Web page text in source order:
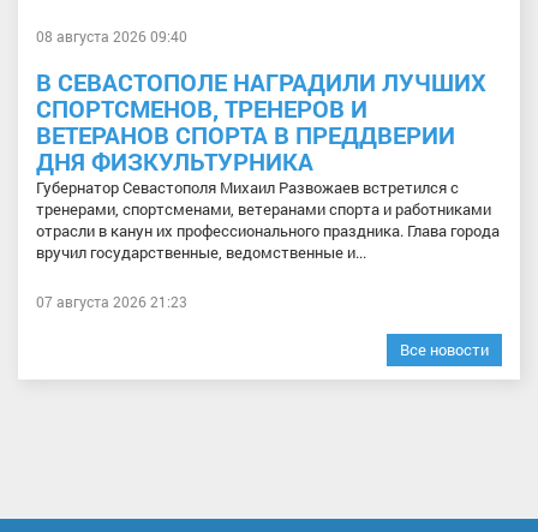
08 августа 2026 09:40
В СЕВАСТОПОЛЕ НАГРАДИЛИ ЛУЧШИХ
СПОРТСМЕНОВ, ТРЕНЕРОВ И
ВЕТЕРАНОВ СПОРТА В ПРЕДДВЕРИИ
ДНЯ ФИЗКУЛЬТУРНИКА
Губернатор Севастополя Михаил Развожаев встретился с
тренерами, спортсменами, ветеранами спорта и работниками
отрасли в канун их профессионального праздника. Глава города
вручил государственные, ведомственные и...
07 августа 2026 21:23
Все новости